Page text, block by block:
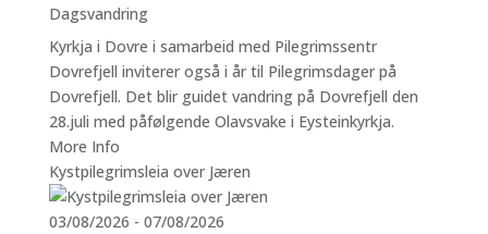
Dagsvandring
Kyrkja i Dovre i samarbeid med Pilegrimssentr
Dovrefjell inviterer også i år til Pilegrimsdager på
Dovrefjell. Det blir guidet vandring på Dovrefjell den
28.juli med påfølgende Olavsvake i Eysteinkyrkja.
More Info
Kystpilegrimsleia over Jæren
03/08/2026 - 07/08/2026